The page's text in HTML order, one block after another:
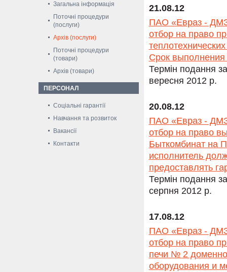
Загальна інформація
Поточні процедури
(послуги)
Архів (послуги)
Поточні процедури
(товари)
Архів (товари)
ПЕРСОНАЛ
Соціальні гарантії
Навчання та розвиток
Вакансії
Контакти
21.08.12
ПАО «Евраз - ДМЗ
отбор на право
Срок выполнения
Термін подання
вересня 2012 р.
20.08.12
ПАО «Евраз - ДМЗ
отбор на право
Быткомбинат на
исполнитель
предоставлять
Термін подання
серпня 2012 р.
17.08.12
ПАО «Евраз - ДМЗ
отбор на право
печи № 2
оборудования и